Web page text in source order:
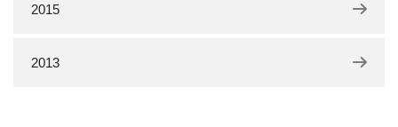
2015
2013